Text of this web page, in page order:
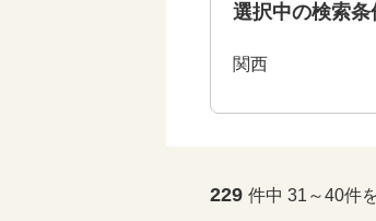
選択中の検索条
関西
229 件中 31～40件